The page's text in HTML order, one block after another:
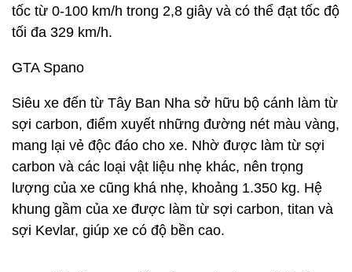
tốc từ 0-100 km/h trong 2,8 giây và có thể đạt tốc độ
tối đa 329 km/h.
GTA Spano
Siêu xe đến từ Tây Ban Nha sở hữu bộ cánh làm từ
sợi carbon, điểm xuyết những đường nét màu vàng,
mang lại vẻ độc đáo cho xe. Nhờ được làm từ sợi
carbon và các loại vật liệu nhẹ khác, nên trọng
lượng của xe cũng khá nhẹ, khoảng 1.350 kg. Hệ
khung gầm của xe được làm từ sợi carbon, titan và
sợi Kevlar, giúp xe có độ bền cao.